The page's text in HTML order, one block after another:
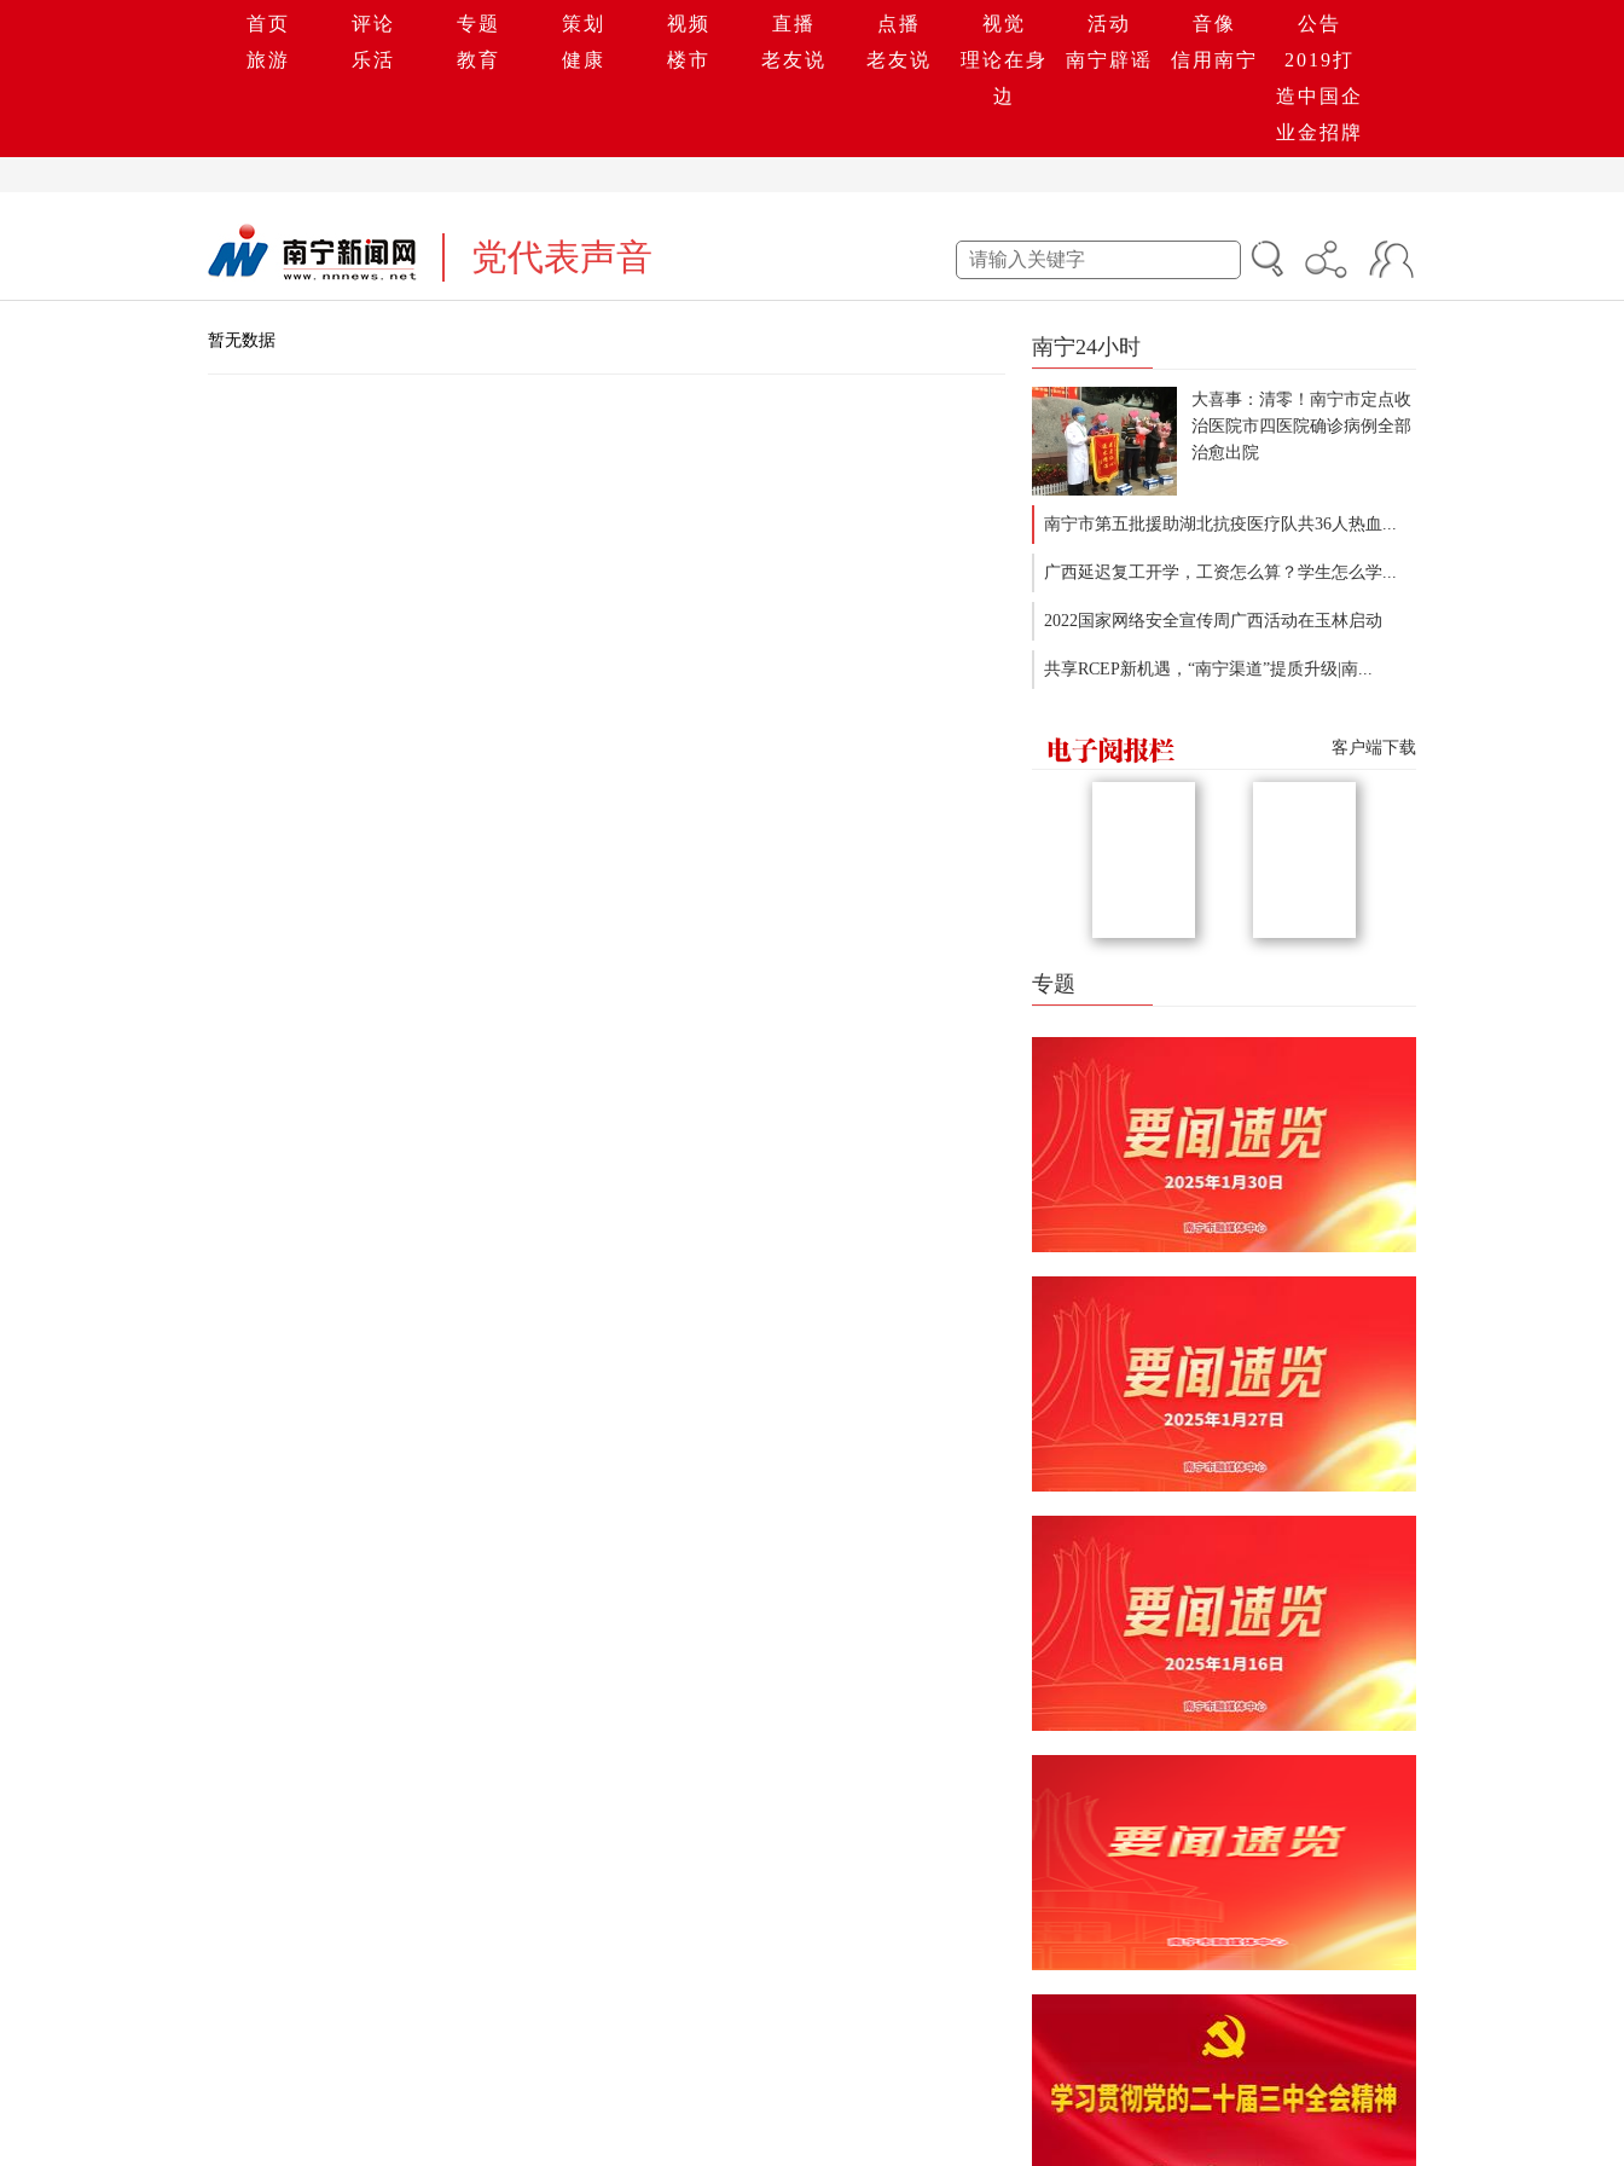
首页 评论 专题 策划 视频 直播 点播 视觉 活动 音像
公告
旅游
乐活 教育 健康 楼市 老友说 老友说
理论在身
边
南宁辟谣 信用南宁
2019打
造中国企
业金招牌
党代表声音
暂无数据 南宁24小时
大喜事：清零！南宁市定点收
治医院市四医院确诊病例全部
治愈出院
南宁市第五批援助湖北抗疫医疗队共36人热血...
广西延迟复工开学，工资怎么算？学生怎么学...
2022国家网络安全宣传周广西活动在玉林启动
共享RCEP新机遇，“南宁渠道”提质升级|南...
客户端下载
专题